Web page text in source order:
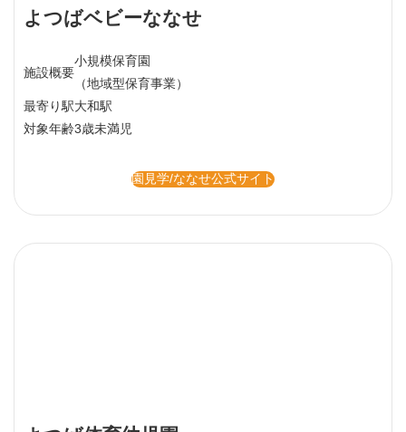
よつばベビーななせ
施設概要
小規模保育園
（地域型保育事業）
最寄り駅大和駅
対象年齢3歳未満児
園見学/ななせ公式サイト